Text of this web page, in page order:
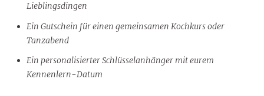
Lieblingsdingen
Ein Gutschein für einen gemeinsamen Kochkurs oder
Tanzabend
Ein personalisierter Schlüsselanhänger mit eurem
Kennenlern-Datum